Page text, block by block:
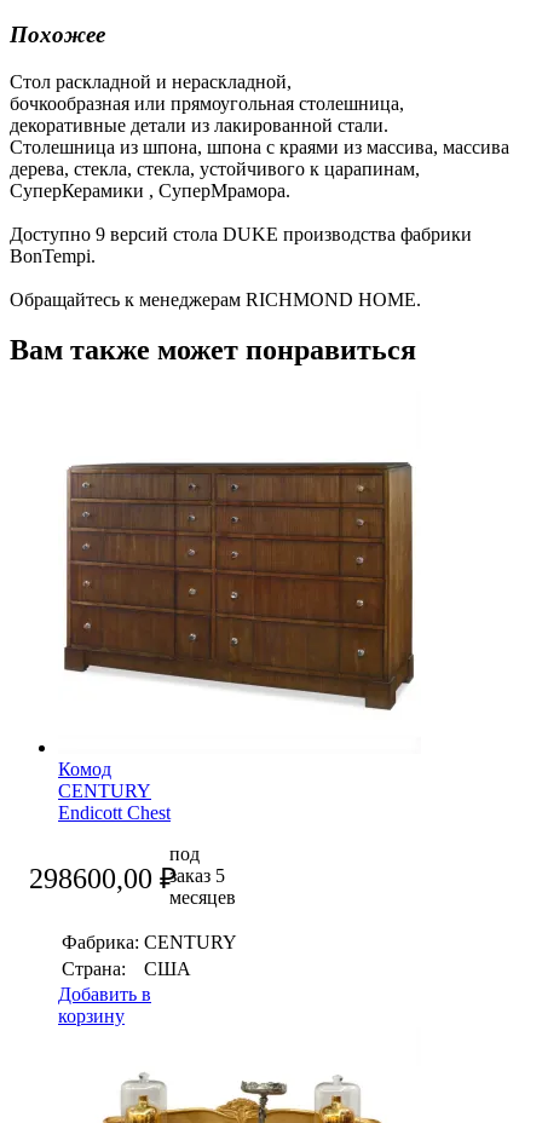
Похожее
Стол раскладной и нераскладной,
бочкообразная или прямоугольная столешница,
декоративные детали из лакированной стали.
Столешница из шпона, шпона с краями из массива, массива
дерева, стекла, стекла, устойчивого к царапинам,
СуперКерамики , СуперМрамора.
Доступно 9 версий стола DUKE производства фабрики
BonTempi.
Обращайтесь к менеджерам RICHMOND HOME.
Вам также может понравиться
Комод
CENTURY
Endicott Chest
298600,00₽
под
заказ 5
месяцев
Фабрика: CENTURY
Страна:
США
Добавить в
корзину